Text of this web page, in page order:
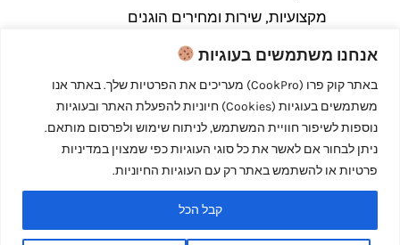
אנחנו משתמשים בעוגיות
באתר קוק פרו (CookPro) מעריכים את הפרטיות שלך. באתר אנו
משתמשים בעוגיות (Cookies) חיוניות להפעלת האתר ובעוגיות
נוספות לשיפור חוויית המשתמש, לניתוח שימוש ולפרסום מותאם.
ניתן לבחור אם לאשר את כל סוגי העוגיות כפי שמצוין במדיניות
פרטיות או להשתמש באתר רק עם העוגיות החיוניות.
קבל הכל
מקצועיות, שירות ומחירים הוגנים
Copyright © 2026 קוק פרו - לבשל כמו מקצוענים